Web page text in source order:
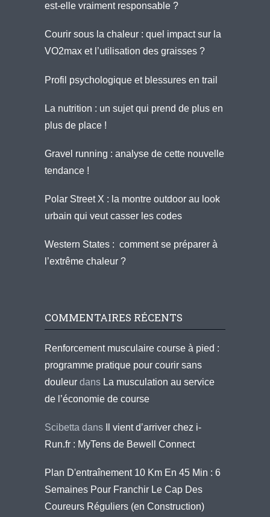
est-elle vraiment responsable ?
Courir sous la chaleur : quel impact sur la
VO2max et l’utilisation des graisses ?
Profil psychologique et blessures en trail
La nutrition : un sujet qui prend de plus en
plus de place !
Gravel running : analyse de cette nouvelle
tendance !
Polar Street X : la montre outdoor au look
urbain qui veut casser les codes
Western States : comment se préparer à
l’extrême chaleur ?
COMMENTAIRES RÉCENTS
Renforcement musculaire course à pied :
programme pratique pour courir sans
douleur dans La musculation au service
de l’économie de course
Scibetta dans
Il vient d’arriver chez i-
Run.fr : MyTens de Bewell Connect
Plan D'entraînement 10 Km En 45 Min : 6
Semaines Pour Franchir Le Cap Des
Coureurs Réguliers (en Construction)